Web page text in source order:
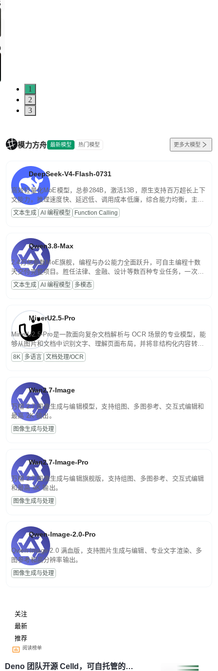
1
2
3
模力方舟 最新模型 热门模型 更多大模型
DeepSeek-V4-Flash-0731
高效轻量化MoE模型，总参284B，激活13B，原生支持百万超长上下
文能力。推理速度快、延迟低、调用成本低廉，综合能力均衡，主打
高并发、轻量化任务，适合日常对话、内容创作、基础 RAG、批量
文案处理等普惠刚需场景。
文本生成 AI 编程模型 Function Calling
Qwen3.8-Max
2.4万亿参数MoE旗舰，编程与办公能力全面跃升，可自主编程十数
天交付完整项目。胜任法律、金融、设计等数百种专业任务，一次对
话端到端交付生产级成果。原生视觉理解贯穿规划、执行与验证全流
程，支持超长文档与长视频的深度语义解析。长程任务中自主规划与
文本生成 AI 编程模型 多模态
MinerU2.5-Pro
MinerU2.5-Pro是一款面向复杂文档解析与 OCR 场景的专业模型，能
够从图片和文档中识别文字、理解页面布局，并将非结构化内容转换
为便于存储、检索和二次处理的结构化结果。
8K 多语言 文档处理/OCR
Wan2.7-Image
万相 2.7 图像生成与编辑模型，支持组图、多图参考、交互式编辑和
最高 2K 输出。
图像生成与处理
Wan2.7-Image-Pro
万相 2.7 图像生成与编辑旗舰版，支持组图、多图参考、交互式编辑
和最高 4K 输出。
图像生成与处理
Qwen-Image-2.0-Pro
Qwen-Image-2.0 满血版，支持图片生成与编辑、专业文字渲染、多
图参考和高分辨率输出。
图像生成与处理
关注
最新
推荐
阅读榜单
Deno 团队开源 Celld，可自托管的分